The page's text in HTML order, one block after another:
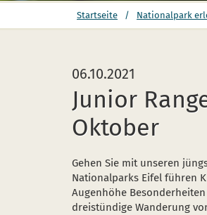
sich
Startseite / Nationalpark
06.10.2021
Junior
Oktober
Gehen Sie mit unseren
Nationalparks Eifel führen
Augenhöhe
dreistündige Wanderung